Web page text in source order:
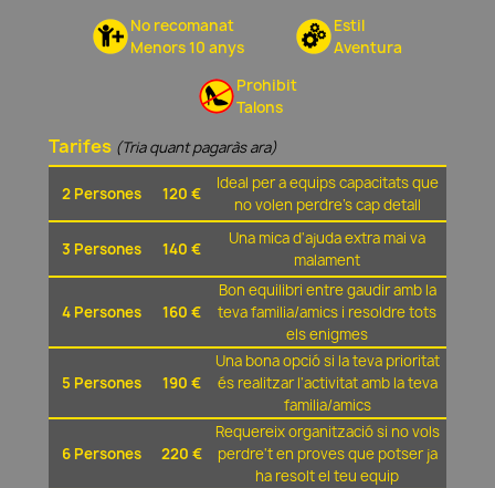
No recomanat
Menors 10 anys
Estil
Aventura
Prohibit
Talons
Tarifes (Tria quant pagaràs ara)
2 Persones 120 €
Ideal per a equips capacitats que
no volen perdre's cap detall
3 Persones 140 €
Una mica d'ajuda extra mai va
malament
4 Persones 160 €
Bon equilibri entre gaudir amb la
teva familia/amics i resoldre tots
els enigmes
5 Persones 190 €
Una bona opció si la teva prioritat
és realitzar l'activitat amb la teva
familia/amics
6 Persones 220 €
Requereix organització si no vols
perdre't en proves que potser ja
ha resolt el teu equip